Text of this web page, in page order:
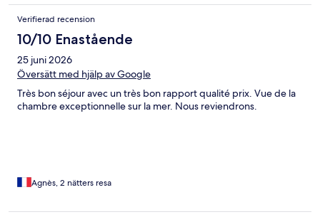
Verifierad recension
10/10 Enastående
25 juni 2026
Översätt med hjälp av Google
Très bon séjour avec un très bon rapport qualité prix. Vue de la
chambre exceptionnelle sur la mer. Nous reviendrons.
Agnès, 2 nätters resa